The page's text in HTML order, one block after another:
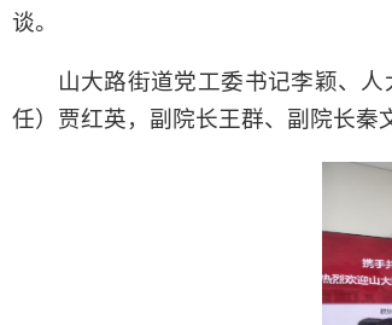
谈。
山大路街道党工委书记李颖、
任）贾红英，副院长王群、副院长秦